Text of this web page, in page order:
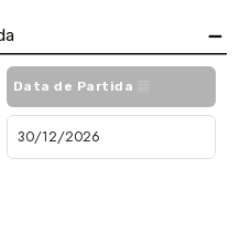
Data de Partida